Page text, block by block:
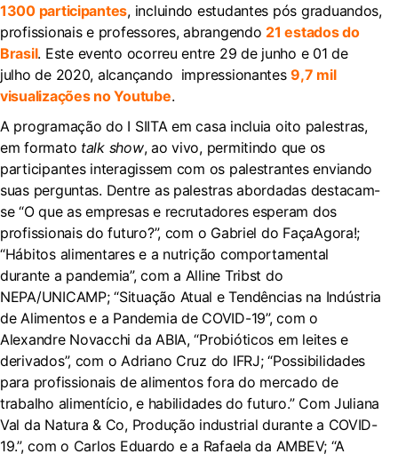
1300 participantes, incluindo estudantes pós graduandos,
profissionais e professores, abrangendo 21 estados do
Brasil. Este evento ocorreu entre 29 de junho e 01 de
julho de 2020, alcançando impressionantes9,7 mil
visualizações no Youtube.
A programação do I SIITA em casa incluia oito palestras,
em formato talk show, ao vivo, permitindo que os
participantes interagissem com os palestrantes enviando
suas perguntas. Dentre as palestras abordadas destacam-
se “O que as empresas e recrutadores esperam dos
profissionais do futuro?”, com o Gabriel do FaçaAgora!;
“Hábitos alimentares e a nutrição comportamental
durante a pandemia”, com a Alline Tribst do
NEPA/UNICAMP; “Situação Atual e Tendências na Indústria
de Alimentos e a Pandemia de COVID-19”, com o
Alexandre Novacchi da ABIA, “Probióticos em leites e
derivados”, com o Adriano Cruz do IFRJ; “Possibilidades
para profissionais de alimentos fora do mercado de
trabalho alimentício, e habilidades do futuro.” Com Juliana
Val da Natura & Co, Produção industrial durante a COVID-
19.”, com o Carlos Eduardo e a Rafaela da AMBEV; “A